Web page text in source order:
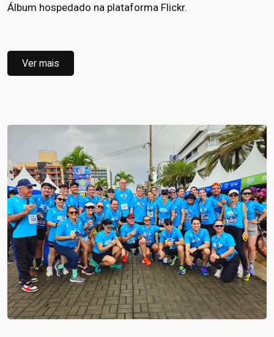
Álbum hospedado na plataforma Flickr.
Ver mais